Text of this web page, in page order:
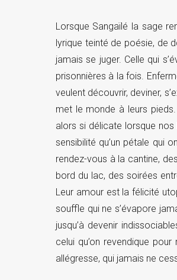
Lorsque Sangaïlé la sage
lyrique teinté de poésie, de
jamais se juger. Celle qui
prisonnières à la fois.
veulent découvrir, deviner,
met le monde à leurs
alors si délicate lorsque
sensibilité qu’un pétale qui
rendez-vous à la cantine,
bord du lac, des soirées
Leur amour est la félicité
souffle qui ne s’évapore
jusqu’à devenir
celui qu’on revendique
allégresse, qui jamais ne